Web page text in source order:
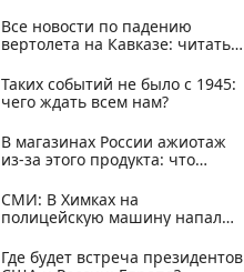
Все новости по падению
вертолета на Кавказе: читать
Таких событий не было с 1945:
чего ждать всем нам?
В магазинах России ажиотаж
из-за этого продукта: что
СМИ: В Химках на
полицейскую машину напали
Где будет встреча президентов